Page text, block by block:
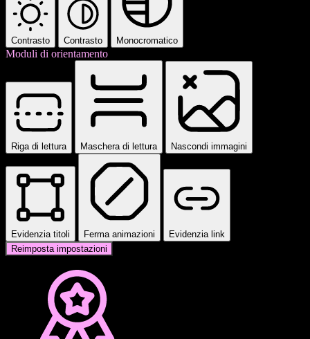
Contrasto Contrasto Monocromatico
Moduli di orientamento
Riga di lettura Maschera di lettura Nascondi immagini
Evidenzia titoli Ferma animazioni
Evidenzia link
Reimposta impostazioni